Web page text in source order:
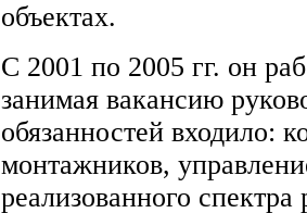
объектах.
С 2001 по 2005 гг. он
занимая вакансию
обязанностей входило:
монтажников,
реализованного